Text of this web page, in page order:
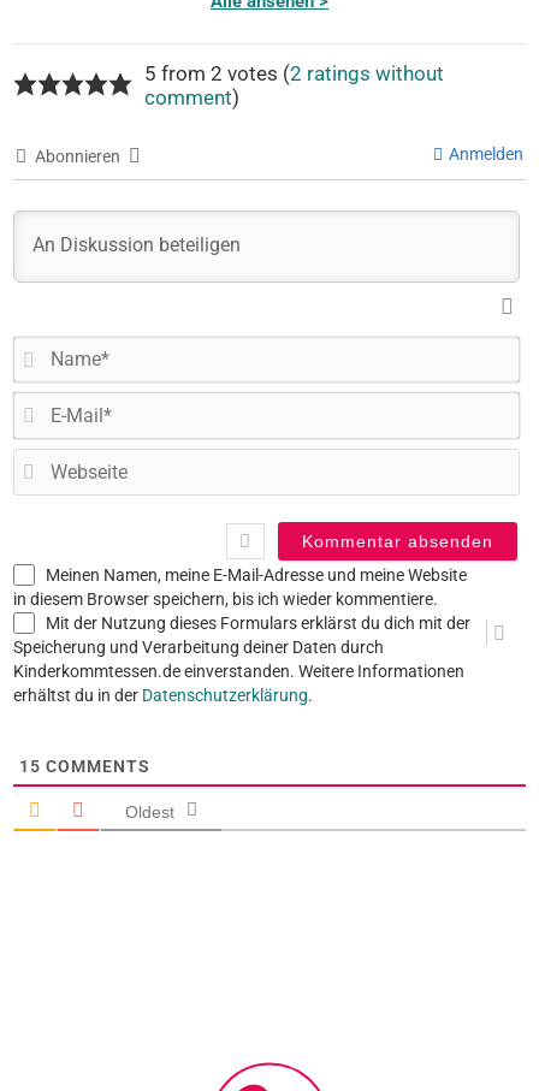
5 from 2 votes (2 ratings without
comment)
Abonnieren Anmelden
Meinen Namen, meine E-Mail-Adresse und meine Website
in diesem Browser speichern, bis ich wieder kommentiere.
Mit der Nutzung dieses Formulars erklärst du dich mit der
Speicherung und Verarbeitung deiner Daten durch
Kinderkommtessen.de einverstanden. Weitere Informationen
erhältst du in der Datenschutzerklärung.
15 COMMENTS
Oldest